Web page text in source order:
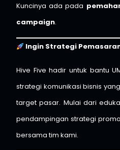
Kuncinya ada pada
campaign.
Ingin Strategi
Hive Five hadir untuk bantu
strategi komunikasi bisnis
target pasar. Mulai dari
pendampingan strategi
bersama tim kami.